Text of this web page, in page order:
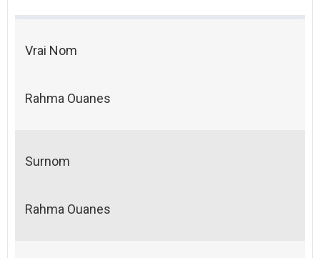
Vrai Nom
Rahma Ouanes
Surnom
Rahma Ouanes